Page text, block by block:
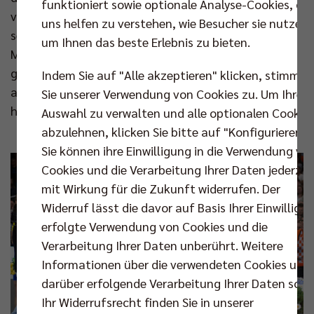
verblüfften Dauerrivalen Blumen und eine Auswahl
sehr guter Weine. Auf der Anzeigetafel konnte
Moculescu eine Laudatio auf seine Erfolge lesen. Der
gebürtige Rumäne war nicht nur überrascht, er war
auch gerührt. „Das war der Türöffner für unsere
heutige Freundschaft“, sagt Niroomand.
funktioniert sowie optionale Analyse-Cookies, die
uns helfen zu verstehen, wie Besucher sie nutzen,
um Ihnen das beste Erlebnis zu bieten.
Indem Sie auf "Alle akzeptieren" klicken, stimmen
Sie unserer Verwendung von Cookies zu. Um Ihre
Auswahl zu verwalten und alle optionalen Cookies
abzulehnen, klicken Sie bitte auf "Konfigurieren".
Sie können ihre Einwilligung in die Verwendung
Cookies und die Verarbeitung Ihrer Daten
mit Wirkung für die Zukunft widerrufen. Der
Widerruf lässt die davor auf Basis Ihrer
erfolgte Verwendung von Cookies und die
Verarbeitung Ihrer Daten unberührt. Weitere
Informationen über die verwendeten Cookies und
darüber erfolgende Verarbeitung Ihrer Daten
Ihr Widerrufsrecht finden Sie in unserer